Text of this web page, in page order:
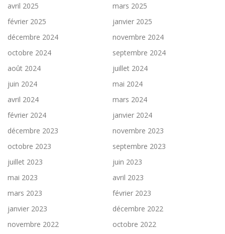
avril 2025
mars 2025
février 2025
janvier 2025
décembre 2024
novembre 2024
octobre 2024
septembre 2024
août 2024
juillet 2024
juin 2024
mai 2024
avril 2024
mars 2024
février 2024
janvier 2024
décembre 2023
novembre 2023
octobre 2023
septembre 2023
juillet 2023
juin 2023
mai 2023
avril 2023
mars 2023
février 2023
janvier 2023
décembre 2022
novembre 2022
octobre 2022